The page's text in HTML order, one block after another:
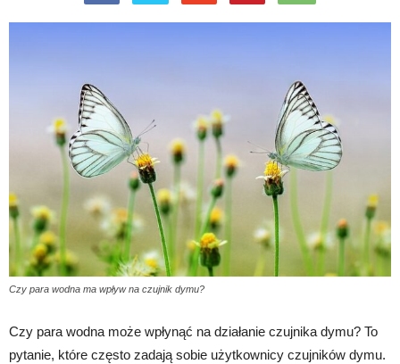
Czy para wodna ma wpływ na czujnik dymu?
Czy para wodna może wpłynąć na działanie czujnika dymu? To
pytanie, które często zadają sobie użytkownicy czujników dymu.